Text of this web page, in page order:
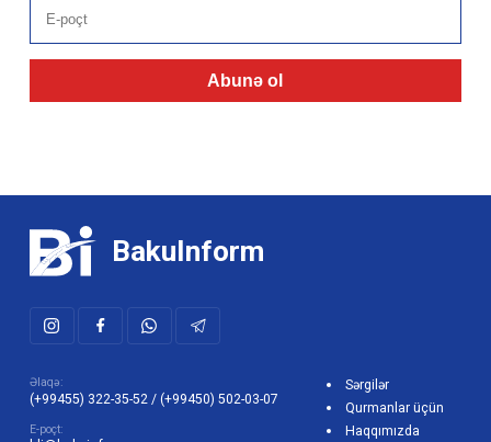
Abunə ol
BakuInform
Əlaqə:
(+99455) 322-35-52 / (+99450) 502-03-07
E-poçt:
Sərgilər
Qurmanlar üçün
Haqqımızda